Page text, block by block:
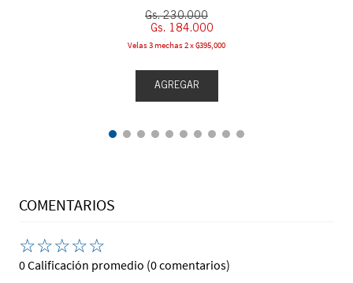
Gs. 230.000
Gs. 184.000
Velas 3 mechas 2 x ₲395,000
AGREGAR
COMENTARIOS
☆☆☆☆☆
0 Calificación promedio (0 comentarios)